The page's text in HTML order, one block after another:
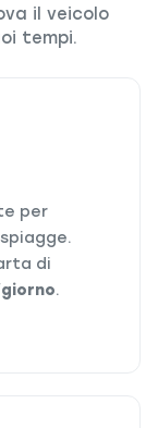
il veicolo
tempi.
per
di
.